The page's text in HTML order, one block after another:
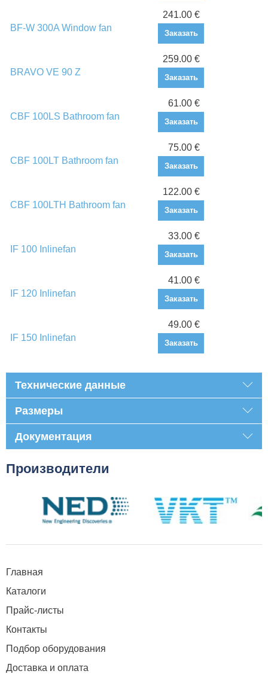
BF-W 300A Window fan
241.00 €
Заказать
BRAVO VE 90 Z
259.00 €
Заказать
CBF 100LS Bathroom fan
61.00 €
Заказать
CBF 100LT Bathroom fan
75.00 €
Заказать
CBF 100LTH Bathroom fan
122.00 €
Заказать
IF 100 Inlinefan
33.00 €
Заказать
IF 120 Inlinefan
41.00 €
Заказать
IF 150 Inlinefan
49.00 €
Заказать
Технические данные
Размеры
Документация
Производители
Главная
Каталоги
Прайс-листы
Контакты
Подбор оборудования
Доставка и оплата